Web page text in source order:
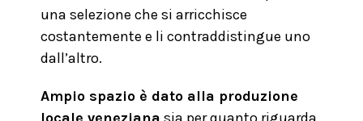
una selezione che si arricchisce
costantemente e li contraddistingue uno
dall’altro.
Ampio spazio è dato alla produzione